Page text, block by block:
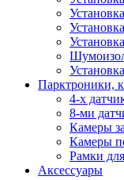
Парктроники,
4-х
8-ми
Камеры
Камеры
Рамки
Аксессуары